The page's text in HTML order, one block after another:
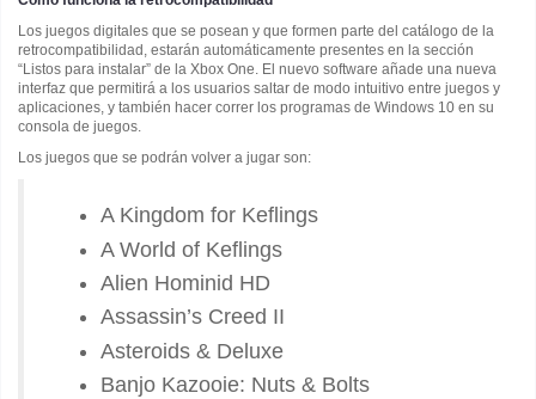
Los juegos digitales que se posean y que formen parte del catálogo de la
retrocompatibilidad, estarán automáticamente presentes en la sección
“Listos para instalar” de la Xbox One. El nuevo software añade una nueva
interfaz que permitirá a los usuarios saltar de modo intuitivo entre juegos y
aplicaciones, y también hacer correr los programas de Windows 10 en su
consola de juegos.
Los juegos que se podrán volver a jugar son:
A Kingdom for Keflings
A World of Keflings
Alien Hominid HD
Assassin’s Creed II
Asteroids & Deluxe
Banjo Kazooie: Nuts & Bolts